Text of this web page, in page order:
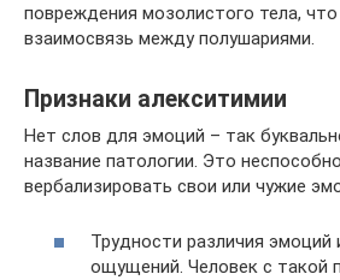
повреждения мозолистого тела,
взаимосвязь между полушариями.
Признаки алекситимии
Нет слов для эмоций – так
название патологии. Это
вербализировать свои или чужие
Трудности различия эмоций
ощущений. Человек с такой